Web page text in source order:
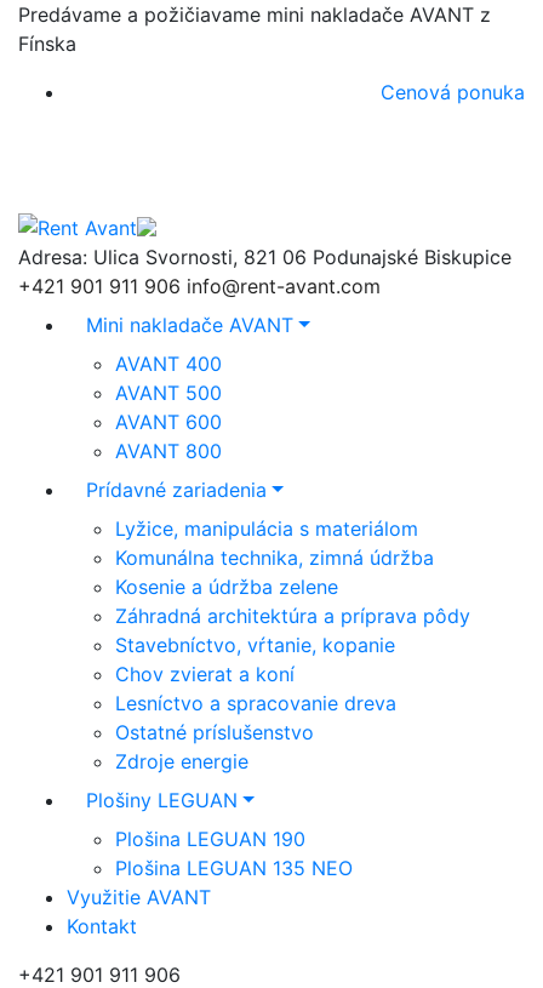
Predávame a požičiavame mini nakladače AVANT z
Fínska
Cenová ponuka
Adresa: Ulica Svornosti, 821 06 Podunajské Biskupice
+421 901 911 906 info@rent-avant.com
Mini nakladače AVANT
AVANT 400
AVANT 500
AVANT 600
AVANT 800
Prídavné zariadenia
Lyžice, manipulácia s materiálom
Komunálna technika, zimná údržba
Kosenie a údržba zelene
Záhradná architektúra a príprava pôdy
Stavebníctvo, vŕtanie, kopanie
Chov zvierat a koní
Lesníctvo a spracovanie dreva
Ostatné príslušenstvo
Zdroje energie
Plošiny LEGUAN
Plošina LEGUAN 190
Plošina LEGUAN 135 NEO
Využitie AVANT
Kontakt
+421 901 911 906